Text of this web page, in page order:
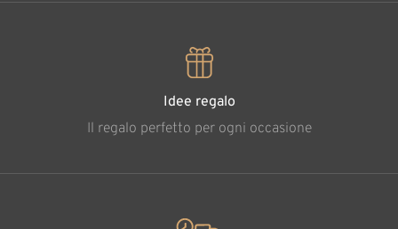
Idee regalo
Il regalo perfetto per ogni occasione